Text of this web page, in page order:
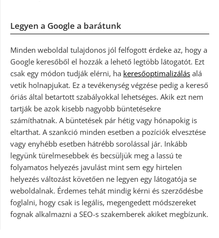
Legyen a Google a barátunk
Minden weboldal tulajdonos jól felfogott érdeke az, hogy a
Google keresőből el hozzák a lehető legtöbb látogatót. Ezt
csak egy módon tudják elérni, ha keresőoptimalizálás alá
vetik holnapjukat. Ez a tevékenység végzése pedig a kereső
óriás által betartott szabályokkal lehetséges. Akik ezt nem
tartják be azok kisebb nagyobb büntetésekre
számíthatnak. A büntetések pár hétig vagy hónapokig is
eltarthat. A szankció minden esetben a pozíciók elvesztése
vagy enyhébb esetben hátrébb sorolással jár. Inkább
legyünk türelmesebbek és becsüljük meg a lassú te
folyamatos helyezés javulást mint sem egy hirtelen
helyezés változást követően ne legyen egy látogatója se
weboldalnak. Érdemes tehát mindig kérni és szerződésbe
foglalni, hogy csak is legális, megengedett módszereket
fognak alkalmazni a SEO-s szakemberek akiket megbízunk.